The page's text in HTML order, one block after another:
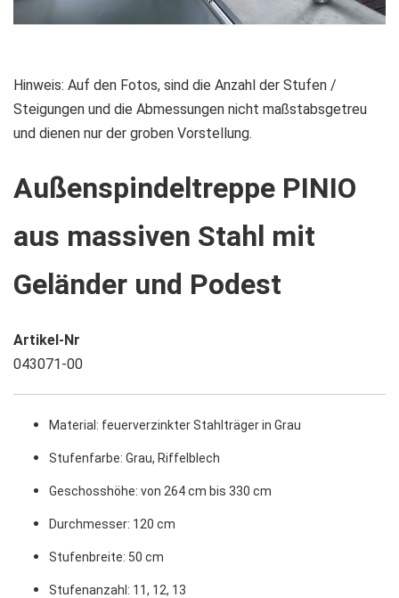
Zum
Anfang
der
springen
Hinweis: Auf den Fotos, sind die Anzahl der Stufen /
Steigungen und die Abmessungen nicht maßstabsgetreu
und dienen nur der groben Vorstellung.
Außenspindeltreppe PINIO
aus massiven Stahl mit
Geländer und Podest
Artikel-Nr
043071-00
Material: feuerverzinkter Stahlträger in Grau
Stufenfarbe: Grau, Riffelblech
Geschosshöhe: von 264 cm bis 330 cm
Durchmesser: 120 cm
Stufenbreite: 50 cm
Stufenanzahl: 11, 12, 13